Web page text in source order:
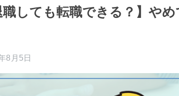
職しても転職できる？】や
8月5日